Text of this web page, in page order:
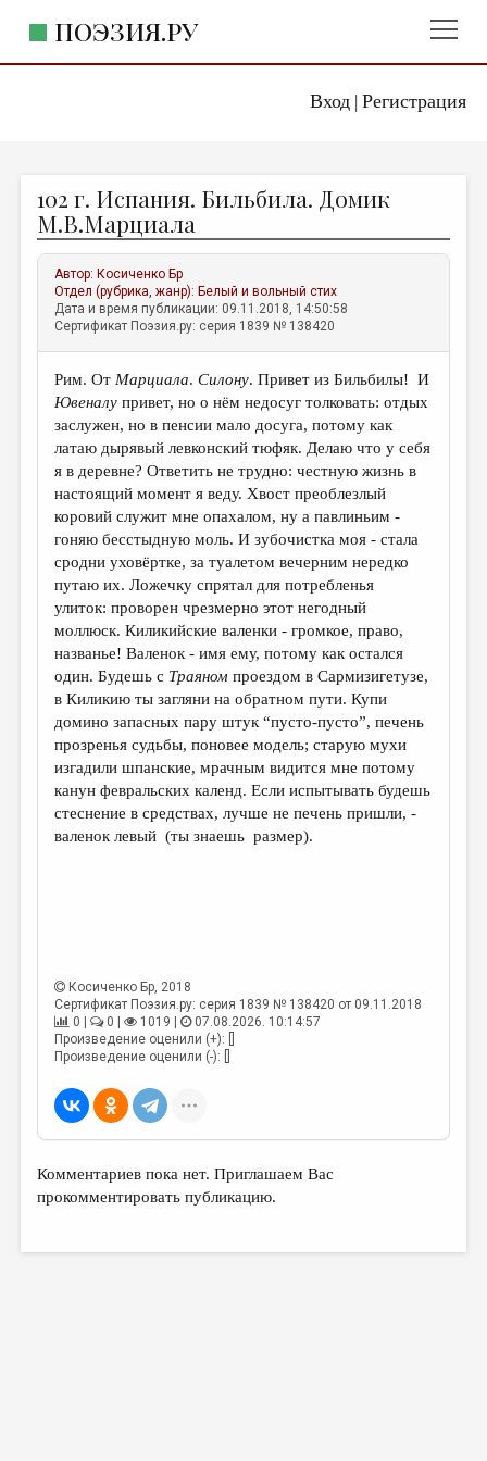
Вход| Регистрация
ПОЭЗИЯ.РУ
ЖАНРЫ
АВТОРЫ
КОММЕНТАРИИ
ЛИТСАЛОН
ПРАВИЛА САЙТА
ОТДЕЛЫ И РУБРИКИ
ИЗБРАННОЕ
ДАЙДЖЕСТ
ПРОИЗВЕДЕНИЯ
ПЕРЕВОДЫ
КОНКУРСЫ
ДЕТСКАЯ КОМНАТА
КНИЖНАЯ ПОЛКА
ОБЗОР ЛИТЕРАТУРЫ
СТРАНИЦЫ ПАМЯТИ
ОБЪЯВЛЕНИЯ
МАЛАЯ ПРОЗА
ЭССЕИСТИКА
ЛИТЕРАТУРОВЕДЕНИЕ
КУЛЬТУРОВЕДЕНИЕ
ПУБЛИЦИСТИКА
РЕЦЕНЗИРОВАНИЕ
ЦИКЛЫ ПУБЛИКАЦИЙ
ТРЕДИАКОВСКИЙ
102 г. Испания. Бильбила. Домик
М.В.Марциала
Автор: Косиченко Бр
Отдел (рубрика, жанр): Белый и вольный стих
Дата и время публикации: 09.11.2018, 14:50:58
Сертификат Поэзия.ру: серия 1839 № 138420
Рим. От Марциала.Силону. Привет из Бильбилы! И
Ювеналу привет, но о нём недосуг толковать: отдых
заслужен, но в пенсии мало досуга, потому как
латаю дырявый левконский тюфяк. Делаю что у себя
я в деревне? Ответить не трудно: честную жизнь в
настоящий момент я веду. Хвост преоблезлый
коровий служит мне опахалом, ну а павлиньим -
гоняю бесстыдную моль. И зубочистка моя - стала
сродни уховёртке, за туалетом вечерним нередко
путаю их. Ложечку спрятал для потребленья
улиток: проворен чрезмерно этот негодный
моллюск. Киликийские валенки - громкое, право,
названье! Валенок - имя ему, потому как остался
один. Будешь с Траяном проездом в Сармизигетузе,
в Киликию ты загляни на обратном пути. Купи
домино запасных пару штук “пусто-пусто”, печень
прозренья судьбы, поновее модель; старую мухи
изгадили шпанские, мрачным видится мне потому
канун февральских календ. Если испытывать будешь
стеснение в средствах, лучше не печень пришли, -
валенок левый (ты знаешь размер).
Косиченко Бр, 2018
Сертификат Поэзия.ру: серия 1839 № 138420 от 09.11.2018
0 |
0 | 1019 |
07.08.2026. 10:14:57
Произведение оценили (+): []
Произведение оценили (-): []
Комментариев пока нет. Приглашаем Вас
прокомментировать публикацию.